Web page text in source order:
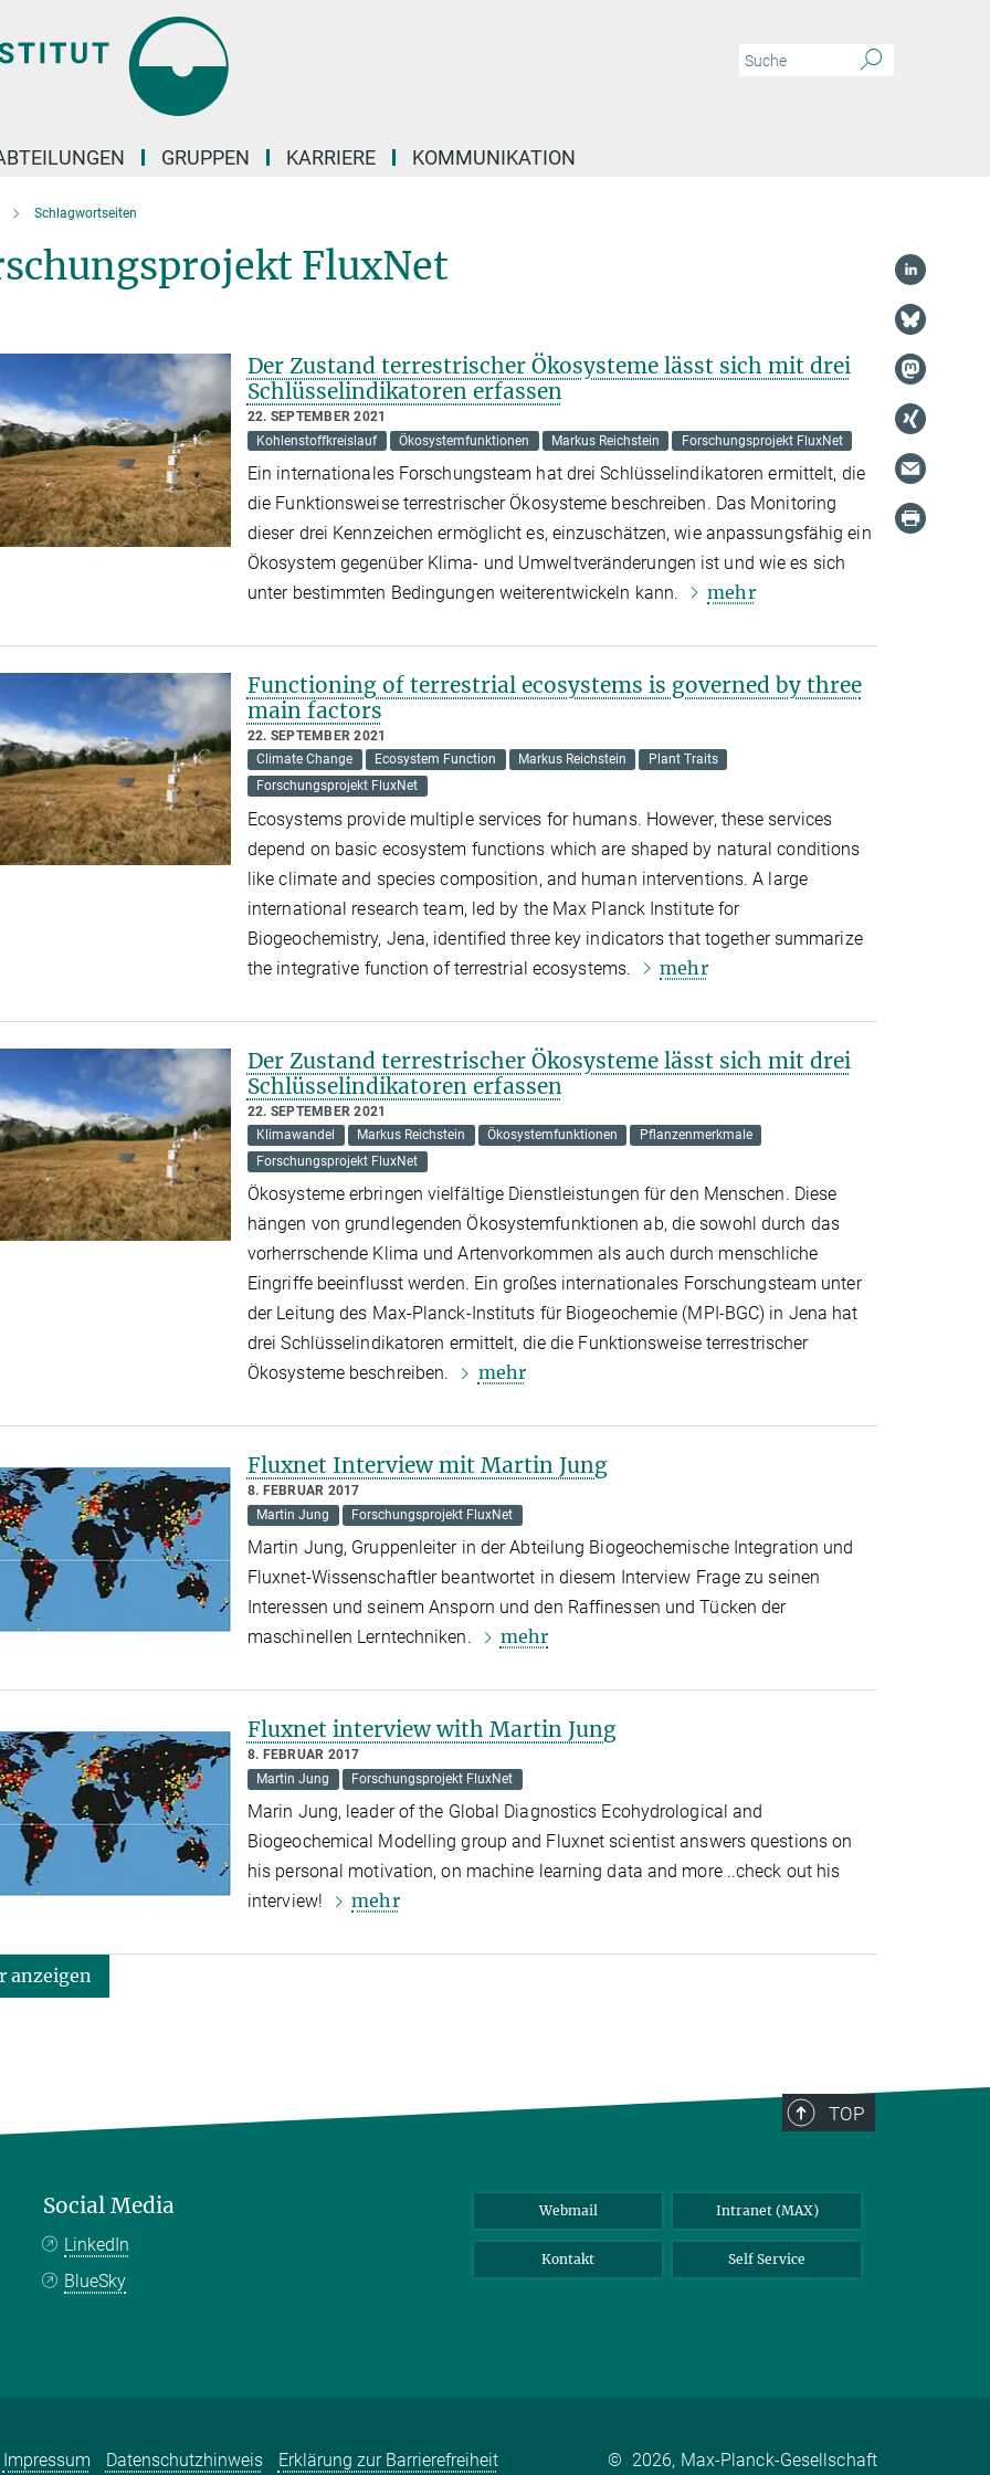
GRUPPEN KARRIERE KOMMUNIKATION
Schlagwortseiten
FluxNet
Der Zustand terrestrischer Ökosysteme lässt sich mit drei
Schlüsselindikatoren erfassen
22. SEPTEMBER 2021
Kohlenstoffkreislauf
Ökosystemfunktionen Markus Reichstein Forschungsprojekt FluxNet
Ein internationales Forschungsteam hat drei Schlüsselindikatoren ermittelt, die
die Funktionsweise terrestrischer Ökosysteme beschreiben. Das Monitoring
dieser drei Kennzeichen ermöglicht es, einzuschätzen, wie anpassungsfähig ein
Ökosystem gegenüber Klima- und Umweltveränderungen ist und wie es sich
unter bestimmten Bedingungen weiterentwickeln kann.
mehr
Functioning of terrestrial ecosystems is governed by three
main factors
22. SEPTEMBER 2021
Climate Change
Ecosystem Function Markus Reichstein
Plant Traits
Forschungsprojekt FluxNet
Ecosystems provide multiple services for humans. However, these services
depend on basic ecosystem functions which are shaped by natural conditions
like climate and species composition, and human interventions. A large
international research team, led by the Max Planck Institute for
Biogeochemistry, Jena, identified three key indicators that together summarize
the integrative function of terrestrial ecosystems.
mehr
Der Zustand terrestrischer Ökosysteme lässt sich mit drei
Schlüsselindikatoren erfassen
22. SEPTEMBER 2021
Klimawandel
Markus Reichstein Ökosystemfunktionen
Pflanzenmerkmale
Forschungsprojekt FluxNet
Ökosysteme erbringen vielfältige Dienstleistungen für den Menschen. Diese
hängen von grundlegenden Ökosystemfunktionen ab, die sowohl durch das
vorherrschende Klima und Artenvorkommen als auch durch menschliche
Eingriffe beeinflusst werden. Ein großes internationales Forschungsteam unter
der Leitung des Max-Planck-Instituts für Biogeochemie (MPI-BGC) in Jena hat
drei Schlüsselindikatoren ermittelt, die die Funktionsweise terrestrischer
Ökosysteme beschreiben.
mehr
Fluxnet Interview mit Martin Jung
8. FEBRUAR 2017
Martin Jung
Forschungsprojekt FluxNet
Martin Jung, Gruppenleiter in der Abteilung Biogeochemische Integration und
Fluxnet-Wissenschaftler beantwortet in diesem Interview Frage zu seinen
Interessen und seinem Ansporn und den Raffinessen und Tücken der
maschinellen Lerntechniken.
mehr
Fluxnet interview with Martin Jung
8. FEBRUAR 2017
Martin Jung
Forschungsprojekt FluxNet
Marin Jung, leader of the Global Diagnostics Ecohydrological and
Biogeochemical Modelling group and Fluxnet scientist answers questions on
his personal motivation, on machine learning data and more ..check out his
interview!
mehr
anzeigen
TOP
Social Media
LinkedIn
BlueSky
Webmail Intranet (MAX)
Kontakt Self Service
Impressum Datenschutzhinweis Erklärung zur Barrierefreiheit © 2026, Max-Planck-Gesellschaft